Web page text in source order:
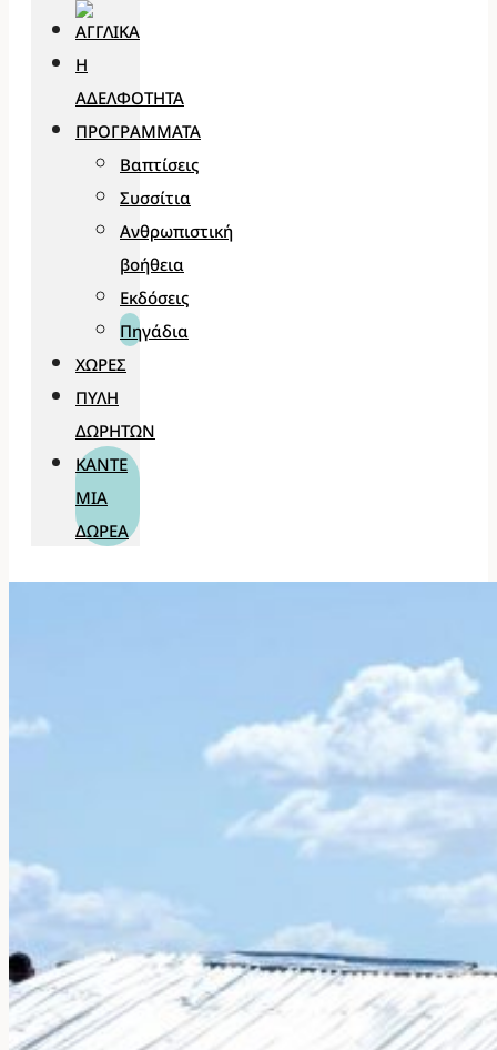
Η
ΑΔΕΛΦΌΤΗΤΑ
ΠΡΟΓΡΆΜΜΑΤΑ
Βαπτίσεις
Συσσίτια
Ανθρωπιστική
βοήθεια
Εκδόσεις
Πηγάδια
ΧΏΡΕΣ
ΠΎΛΗ
ΔΩΡΗΤΏΝ
ΚΆΝΤΕ
ΜΊΑ
ΔΩΡΕΆ